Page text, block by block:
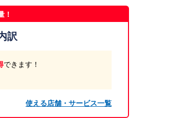
！
訳
できます！
使える店舗・サービス一覧